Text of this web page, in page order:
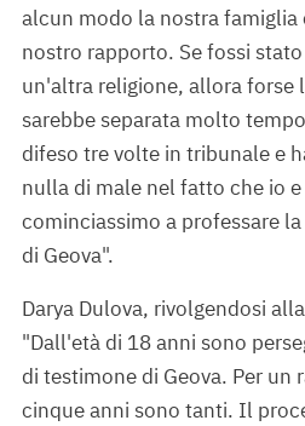
alcun modo la nostra
nostro rapporto. Se fossi
un'altra religione, allora forse
sarebbe separata molto
difeso tre volte in tribunale e
nulla di male nel fatto che io
cominciassimo a professare
di Geova".
Darya Dulova, rivolgendosi
"Dall'età di 18 anni sono
di testimone di Geova. Per un
cinque anni sono tanti. Il